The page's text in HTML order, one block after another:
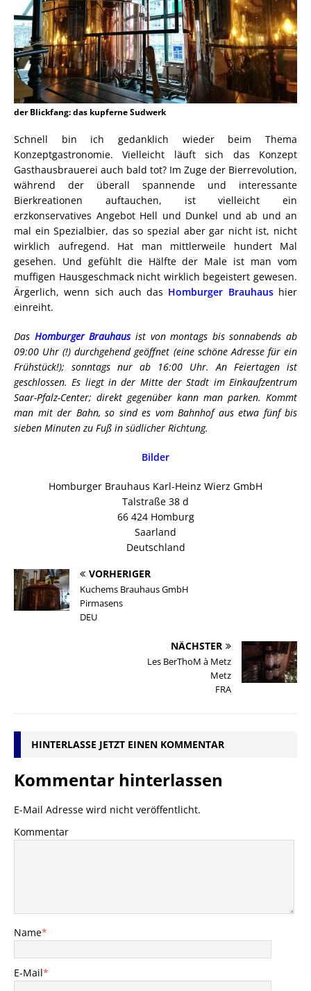
der Blickfang: das kupferne Sudwerk
Schnell bin ich gedanklich wieder beim Thema
Konzeptgastronomie. Vielleicht läuft sich das Konzept
Gasthausbrauerei auch bald tot? Im Zuge der Bierrevolution,
während der überall spannende und interessante
Bierkreationen auftauchen, ist vielleicht ein
erzkonservatives Angebot Hell und Dunkel und ab und an
mal ein Spezialbier, das so spezial aber gar nicht ist, nicht
wirklich aufregend. Hat man mittlerweile hundert Mal
gesehen. Und gefühlt die Hälfte der Male ist man vom
muffigen Hausgeschmack nicht wirklich begeistert gewesen.
Ärgerlich, wenn sich auch das Homburger Brauhaushier
einreiht.
Das Homburger Brauhausist von montags bis sonnabends ab
09:00 Uhr (!) durchgehend geöffnet (eine schöne Adresse für ein
Frühstück!); sonntags nur ab 16:00 Uhr. An Feiertagen ist
geschlossen. Es liegt in der Mitte der Stadt im Einkaufzentrum
Saar-Pfalz-Center; direkt gegenüber kann man parken. Kommt
man mit der Bahn, so sind es vom Bahnhof aus etwa fünf bis
sieben Minuten zu Fuß in südlicher Richtung.
Bilder
Homburger Brauhaus Karl-Heinz Wierz GmbH
Talstraße 38 d
66 424 Homburg
Saarland
Deutschland
VORHERIGER
Kuchems Brauhaus GmbH
Pirmasens
DEU
NÄCHSTER
Les BerThoM à Metz
Metz
FRA
HINTERLASSE JETZT EINEN KOMMENTAR
Kommentar hinterlassen
E-Mail Adresse wird nicht veröffentlicht.
Kommentar
Name*
E-Mail*